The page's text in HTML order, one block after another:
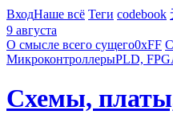
ВходНаше всё Теги codebook
9 августа
О смысле всего сущего0xFF
МикроконтроллерыPLD,
Схемы,